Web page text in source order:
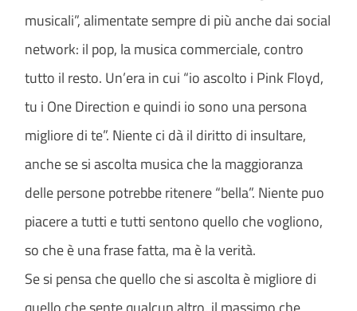
musicali”, alimentate sempre di più anche dai social
network: il pop, la musica commerciale, contro
tutto il resto. Un’era in cui “io ascolto i Pink Floyd,
tu i One Direction e quindi io sono una persona
migliore di te”. Niente ci dà il diritto di insultare,
anche se si ascolta musica che la maggioranza
delle persone potrebbe ritenere “bella”. Niente puo
piacere a tutti e tutti sentono quello che vogliono,
so che è una frase fatta, ma è la verità.
Se si pensa che quello che si ascolta è migliore di